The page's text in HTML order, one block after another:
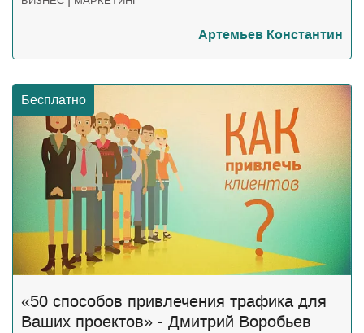
Артемьев Константин
Бесплатно
«50 способов привлечения трафика для
Ваших проектов» - Дмитрий Воробьев